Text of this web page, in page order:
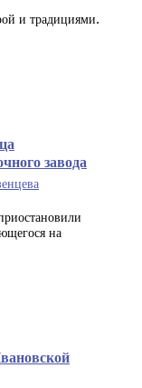
и традициями.
завода
на